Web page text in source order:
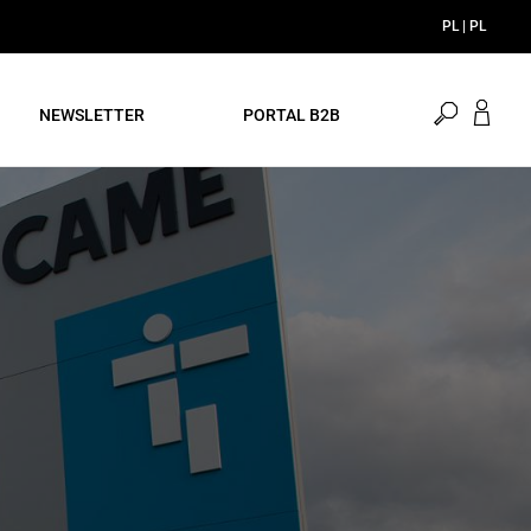
PL | PL
NEWSLETTER PORTAL B2B
Otwórz